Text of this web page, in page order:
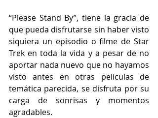
“Please Stand By”, tiene la gracia de
que pueda disfrutarse sin haber visto
siquiera un episodio o filme de Star
Trek en toda la vida y a pesar de no
aportar nada nuevo que no hayamos
visto antes en otras películas de
temática parecida, se disfruta por su
carga de sonrisas y momentos
agradables.